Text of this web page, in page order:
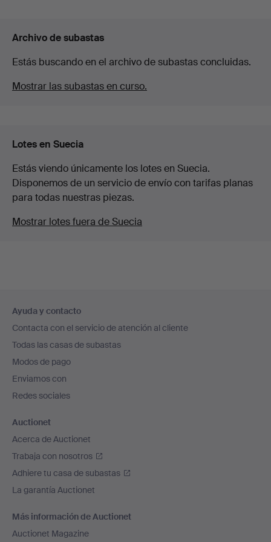
Archivo de subastas
Estás buscando en el archivo de subastas concluidas.
Mostrar las subastas en curso.
Lotes en Suecia
Estás viendo únicamente los lotes en Suecia.
Disponemos de un servicio de envío con tarifas planas
para todas nuestras piezas.
Mostrar lotes fuera de Suecia
en
el
pie
de
página
Ayuda y contacto
Contacta con el servicio de atención al cliente
Todas las casas de subastas
Modos de pago
Enviamos con
Redes sociales
Auctionet
Acerca de Auctionet
Trabaja con nosotros
Adhiere tu casa de subastas
La garantía Auctionet
Más información de Auctionet
Auctionet Magazine